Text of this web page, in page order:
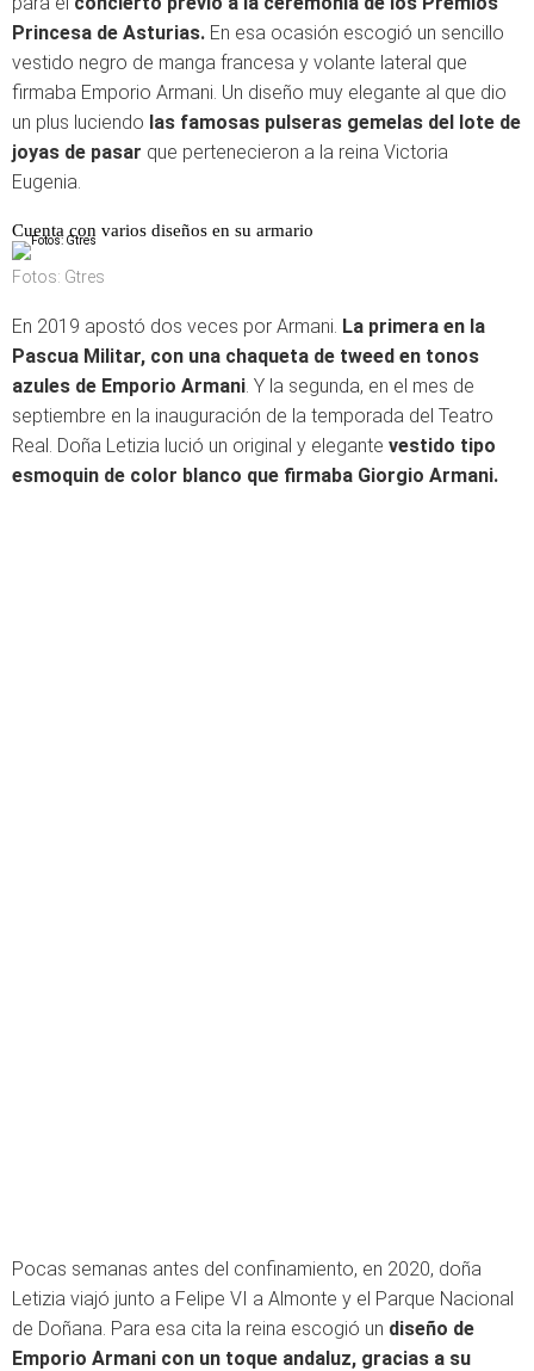
Princesa de Asturias. En esa ocasión escogió un sencillo
vestido negro de manga francesa y volante lateral que
firmaba Emporio Armani. Un diseño muy elegante al que dio
un plus luciendo las famosas pulseras gemelas del lote de
joyas de pasar que pertenecieron a la reina Victoria
Eugenia.
Cuenta con varios diseños en su armario
Fotos: Gtres
En 2019 apostó dos veces por Armani. La primera en la
Pascua Militar, con una chaqueta de tweed en tonos
azules de Emporio Armani. Y la segunda, en el mes de
septiembre en la inauguración de la temporada del Teatro
Real. Doña Letizia lució un original y elegante vestido tipo
esmoquin de color blanco que firmaba Giorgio Armani.
Pocas semanas antes del confinamiento, en 2020, doña
Letizia viajó junto a Felipe VI a Almonte y el Parque Nacional
de Doñana. Para esa cita la reina escogió un diseño de
Emporio Armani con un toque andaluz, gracias a su